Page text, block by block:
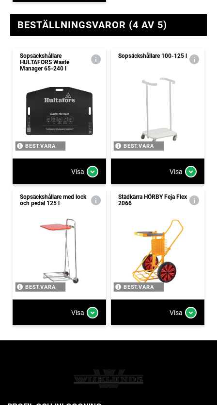
BESTÄLLNINGSVAROR (4 AV 5)
Sopsäckshållare
HULTAFORS Waste
Manager 65-240 l
BEST.VARA
Visa
Sopsäckshållare 100-125 l
BEST.VARA
Visa
Sopsäckshållare med lock
och pedal 125 l
BEST.VARA
Visa
Städkärra HÖRBY Feja Flex
2066
BEST.VARA
Visa